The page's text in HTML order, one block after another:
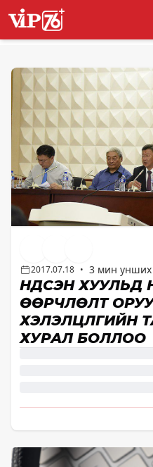
2017.07.18 • 3 мин унших
ҮНДСЭН ХУУЛЬД
ӨӨРЧЛӨЛТ
ХУРАЛ БОЛЛОО